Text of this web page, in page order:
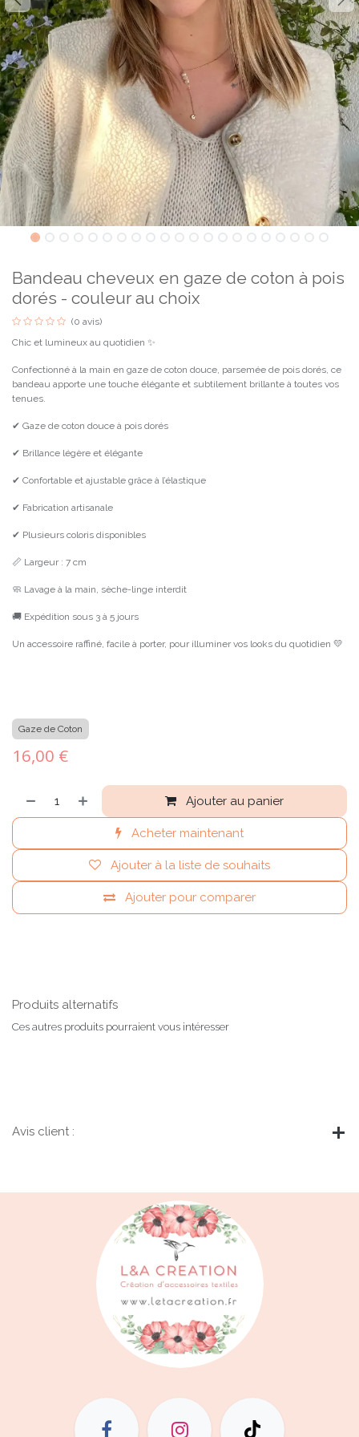
Bandeau cheveux en gaze de coton à pois
dorés - couleur au choix
(0 avis)
Chic et lumineux au quotidien ✨
Confectionné à la main en gaze de coton douce, parsemée de pois dorés, ce
bandeau apporte une touche élégante et subtilement brillante à toutes vos
tenues.
✔ Gaze de coton douce à pois dorés
✔ Brillance légère et élégante
✔ Confortable et ajustable grâce à l’élastique
✔ Fabrication artisanale
✔ Plusieurs coloris disponibles
📏 Largeur : 7 cm
🧼 Lavage à la main, sèche-linge interdit
🚚 Expédition sous 3 à 5 jours
Un accessoire raffiné, facile à porter, pour illuminer vos looks du quotidien 💛
Gaze de Coton
16,00 €
Ajouter au panier
Acheter maintenant
Ajouter pour comparer
Ajouter à la liste de souhaits
Produits alternatifs
Ces autres produits pourraient vous intéresser
Avis client :